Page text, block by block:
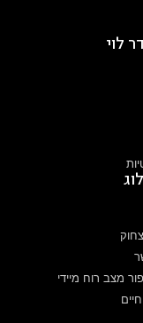
לוי
מצב רוח מיידי